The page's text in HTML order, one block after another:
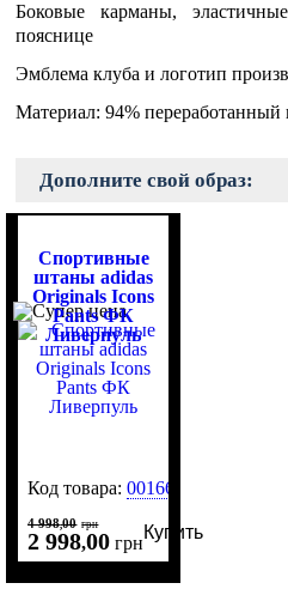
Боковые карманы,
пояснице
Эмблема клуба и логотип
Материал: 94% переработанный
Дополните свой образ:
Спортивные
штаны adidas
Originals Icons
Pants ФК
Ливерпуль
Код товара:0016610
4 998,00 грн
2 998,00 грн
Купить